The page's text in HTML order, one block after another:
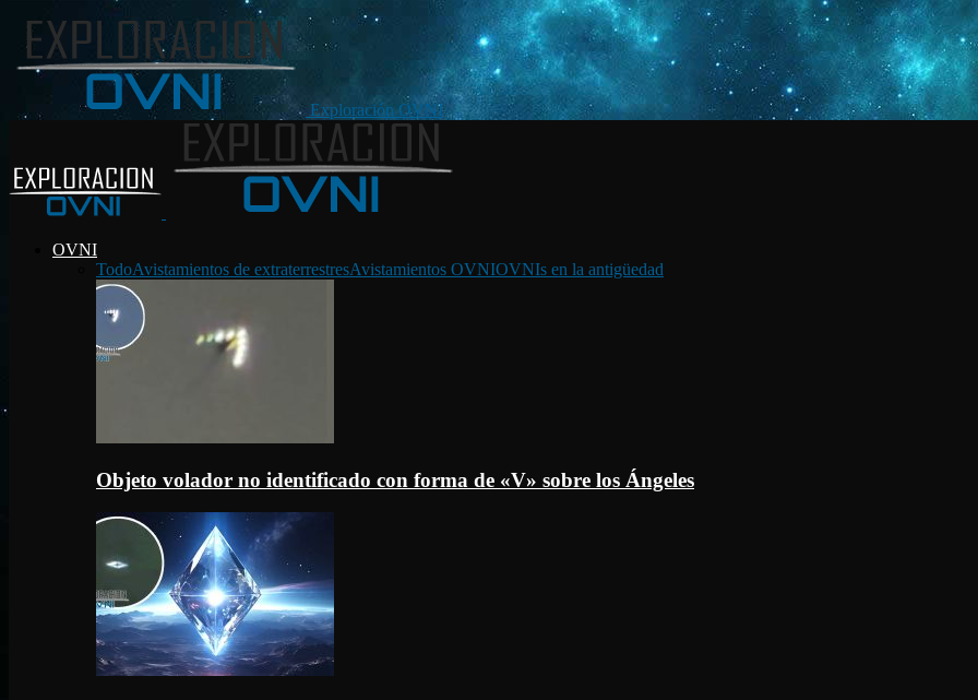
Exploración OVNI
OVNI
TodoAvistamientos de extraterrestresAvistamientos OVNIOVNIs en la antigüedad
Objeto volador no identificado con forma de «V» sobre los Ángeles